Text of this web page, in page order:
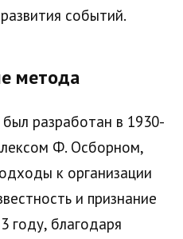
событий.
метода
разработан в 1930-
Ф. Осборном,
к организации
и признание
году, благодаря